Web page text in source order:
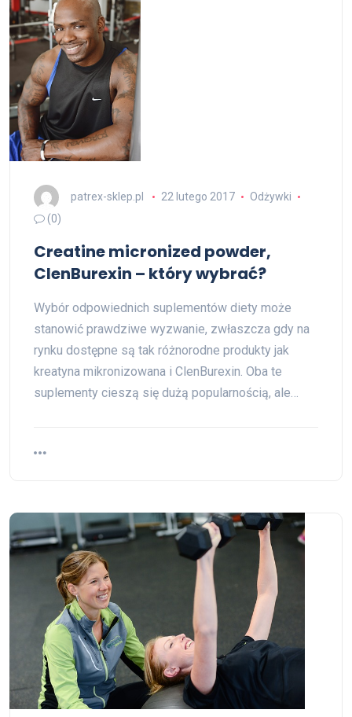
patrex-sklep.pl 22 lutego 2017
Odżywki
(0)
Creatine micronized powder,
ClenBurexin – który wybrać?
Wybór odpowiednich suplementów diety może
stanowić prawdziwe wyzwanie, zwłaszcza gdy na
rynku dostępne są tak różnorodne produkty jak
kreatyna mikronizowana i ClenBurexin. Oba te
suplementy cieszą się dużą popularnością, ale…